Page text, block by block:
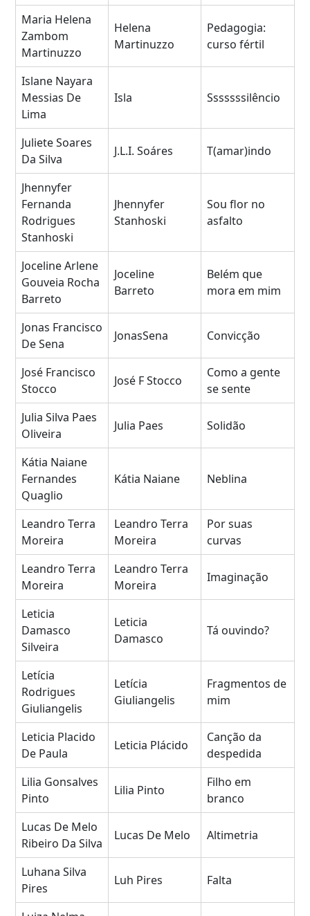
Maria Helena
Zambom
Martinuzzo
Helena
Martinuzzo
Pedagogia:
curso fértil
Islane Nayara
Messias De
Lima
Isla Sssssssilêncio
Juliete Soares
Da Silva
J.L.I. Soáres T(amar)indo
Jhennyfer
Fernanda
Rodrigues
Stanhoski
Jhennyfer
Stanhoski
Sou flor no
asfalto
Joceline Arlene
Gouveia Rocha
Barreto
Joceline
Barreto
Belém que
mora em mim
Jonas Francisco
De Sena
JonasSena Convicção
José Francisco
Stocco
José F Stocco
Como a gente
se sente
Julia Silva Paes
Oliveira
Julia Paes Solidão
Kátia Naiane
Fernandes
Quaglio
Kátia Naiane Neblina
Leandro Terra
Moreira
Leandro Terra
Moreira
Por suas
curvas
Leandro Terra
Moreira
Leandro Terra
Moreira
Imaginação
Leticia
Damasco
Silveira
Leticia
Damasco
Tá ouvindo?
Letícia
Rodrigues
Giuliangelis
Letícia
Giuliangelis
Fragmentos de
mim
Leticia Placido
De Paula
Leticia Plácido
Canção da
despedida
Lilia Gonsalves
Pinto
Lilia Pinto
Filho em
branco
Lucas De Melo
Ribeiro Da Silva
Lucas De Melo Altimetria
Luhana Silva
Pires
Luh Pires Falta